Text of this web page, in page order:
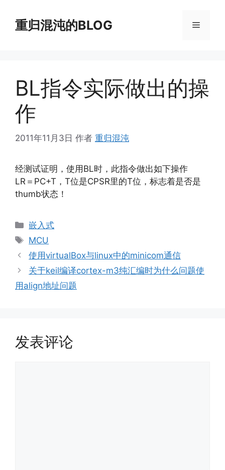
重归混沌的BLOG 菜
BL指令实际做出的操
作
2011年11月3日 作者 重归混沌
经测试证明，使用BL时，此指令做出如下操作
LR＝PC+T，T位是CPSR里的T位，标志着是否是
thumb状态！
分
类
嵌入式
标
签
MCU
使用virtualBox与linux中的minicom通信
关于keil编译cortex-m3纯汇编时为什么问题使
用align地址问题
发表评论